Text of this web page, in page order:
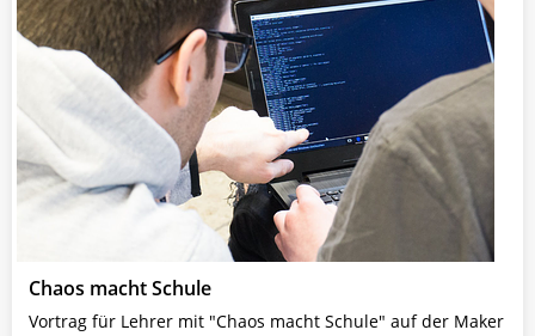
Chaos macht Schule
Vortrag für Lehrer mit "Chaos macht Schule" auf der Maker